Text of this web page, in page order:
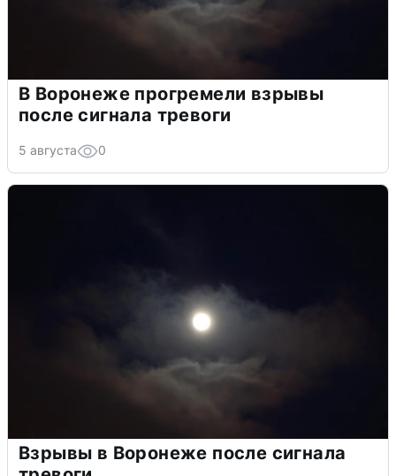
В Воронеже прогремели взрывы
после сигнала тревоги
5 августа 0
Взрывы в Воронеже после сигнала